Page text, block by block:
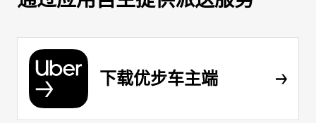
下载优步车主端